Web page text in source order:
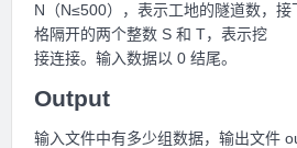
N（N≤500），表示工地的隧道数，
格隔开的两个整数 S 和 T，表示挖
接连接。输入数据以 0 结尾。
Output
输入文件中有多少组数据，输出文件